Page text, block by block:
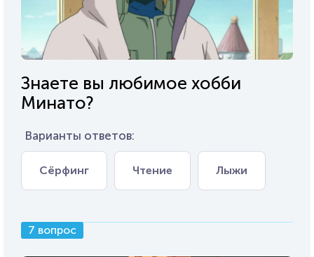
Знаете вы любимое хобби
Минато?
Варианты ответов:
Сёрфинг Чтение Лыжи
7 вопрос